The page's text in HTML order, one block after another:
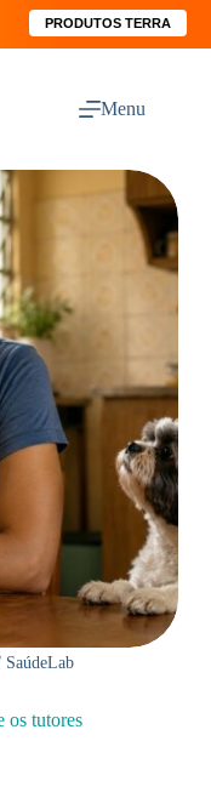
PRODUTOS TERRA
Menu
os tutores